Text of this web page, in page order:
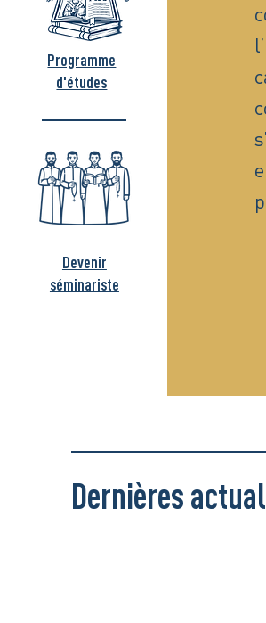
Programme
d'études
Devenir
séminariste
Dernières